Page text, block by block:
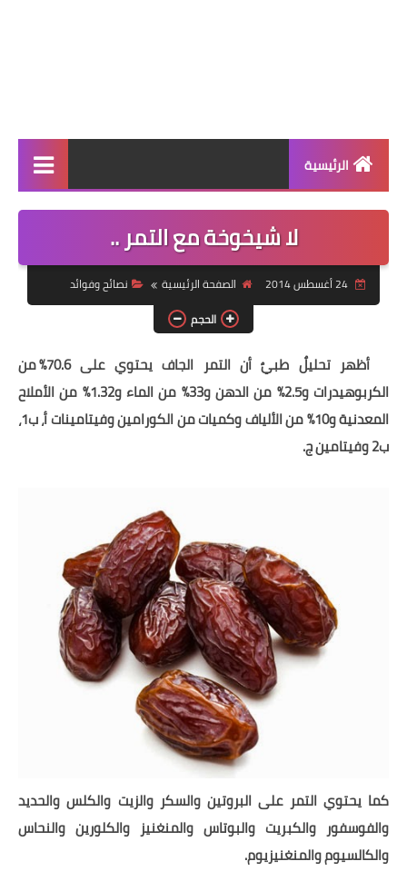
الرئيسية
الرئيسية
أطباق ووجبات
أطباق رئيسية
أطباق جانبية
مقبلات
شوربات
مخبوزات
أطباق أطفال
أطباق بحرية
وصفات حصرية
وصفات فيديو
الجمال والريجيم
الريجيم والرشاقة
العناية بالبشرة
لا شيخوخة مع التمر ..
24 أغسطس 2014 الصفحة الرئيسية
نصائح وفوائد
الحجم
أظهر تحليلٌ طبيٌ أن التمر الجاف يحتوي على 70.6% من
الكربوهيدرات و2.5% من الدهن و33% من الماء و1.32% من الأملاح
المعدنية و10% من الألياف وكميات من الكورامين وفيتامينات أ، ب1،
ب2 وفيتامين ج.
كما يحتوي التمر على البروتين والسكر والزيت والكلس والحديد
والفوسفور والكبريت والبوتاس والمنغنيز والكلورين والنحاس
والكالسيوم والمنغنيزيوم.